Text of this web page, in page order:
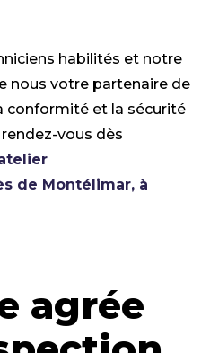
habilités et notre
nous votre partenaire de
conformité et la sécurité
vous dès
de Montélimar, à
agrée